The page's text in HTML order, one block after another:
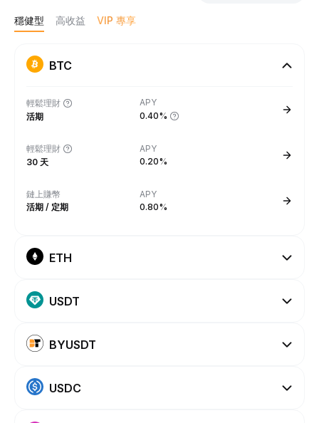
穩健型 高收益 VIP 專享
BTC
輕鬆理財
活期
APY
0.40%
輕鬆理財
30 天
APY
0.20%
鏈上賺幣
活期 / 定期
APY
0.80%
ETH
USDT
BYUSDT
USDC